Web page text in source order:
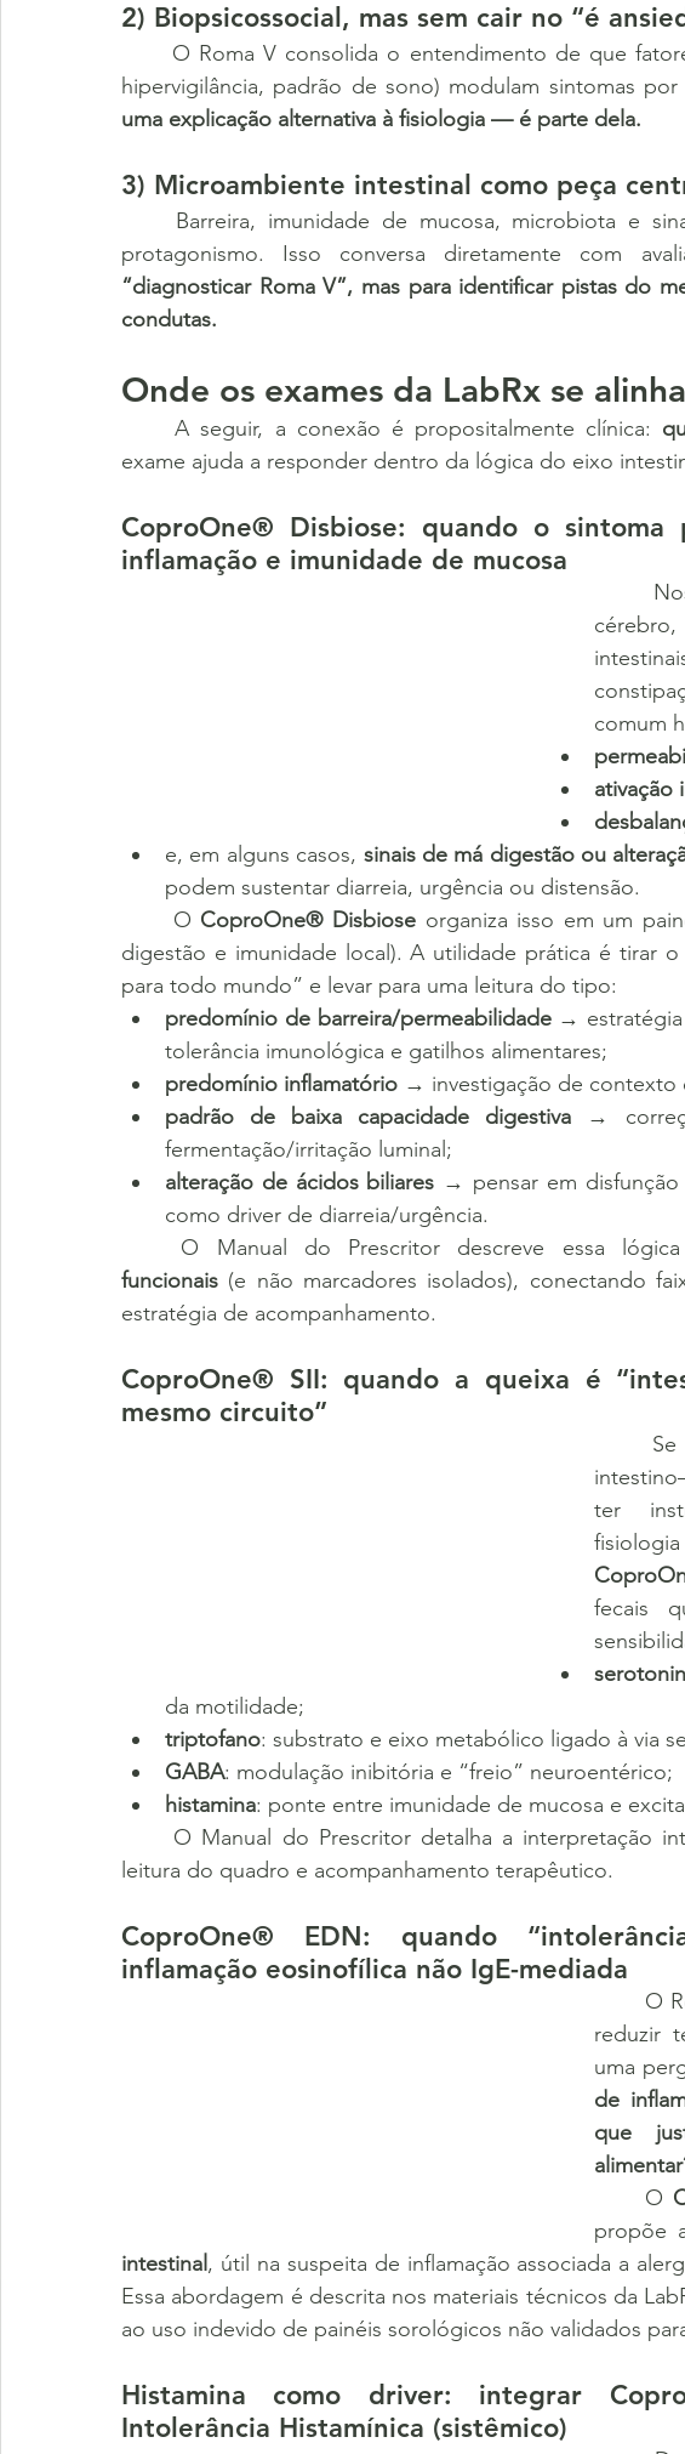
2) Biopsicossocial, mas sem cair no “é
hipervigilância, padrão de sono) modulam sintomas
uma explicação alternativa à fisiologia — é parte dela.
3) Microambiente intestinal como peça
protagonismo. Isso conversa diretamente com
“diagnosticar Roma V”, mas para identificar pistas do
condutas.
Onde os exames da LabRx se
	A seguir, a conexão é propositalmente clínica:
exame ajuda a responder dentro da lógica do eixo
CoproOne® Disbiose: quando o
inflamação e imunidade de mucosa
comum
ativação
e, em alguns casos, sinais de má digestão ou
podem sustentar diarreia, urgência ou distensão.
	O
CoproOne® Disbiose organiza isso em um
digestão e imunidade local). A utilidade prática é tirar
para todo mundo” e levar para uma leitura do tipo:
predomínio de barreira/permeabilidade → estratégia
tolerância imunológica e gatilhos alimentares;
predomínio inflamatório → investigação de contexto
padrão de baixa capacidade digestiva →
fermentação/irritação luminal;
alteração de ácidos biliares → pensar em disfunção
como driver de diarreia/urgência.
O Manual do Prescritor descreve essa
funcionais (e não marcadores isolados), conectando
estratégia de acompanhamento.
CoproOne® SII: quando a queixa é
mesmo circuito”
ter
fecais
da motilidade;
triptofano: substrato e eixo metabólico ligado à via
GABA: modulação inibitória e “freio” neuroentérico;
histamina: ponte entre imunidade de mucosa e
leitura do quadro e acompanhamento terapêutico.
CoproOne® EDN: quando
inflamação eosinofílica não IgE-mediada
reduzir
uma
de
que
	O
propõe
intestinal , útil na suspeita de inflamação associada a
Essa abordagem é descrita nos materiais técnicos da
ao uso indevido de painéis sorológicos não validados
Histamina como driver: integrar
Intolerância Histamínica (sistêmico)